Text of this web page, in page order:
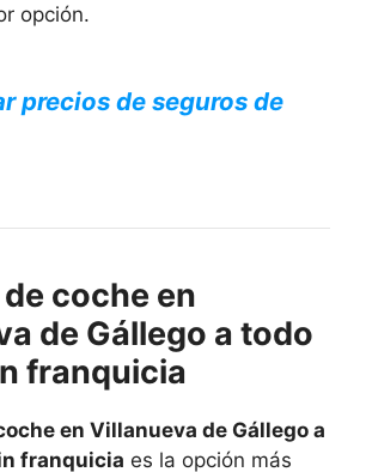
opción.
precios de seguros de
coche en
de Gállego a todo
franquicia
en Villanueva de Gállego a
franquicia es la opción más